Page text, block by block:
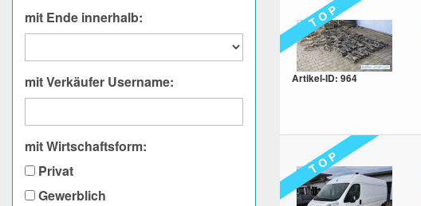
mit Ende innerhalb:
mit Verkäufer Username:
mit Wirtschaftsform:
Privat
Gewerblich
T O P
Artikel-ID: 964
T O P